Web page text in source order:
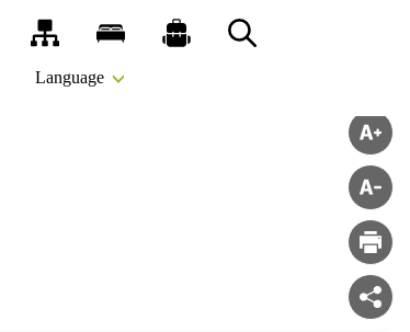
網站導覽 旅宿 推薦遊程
Language